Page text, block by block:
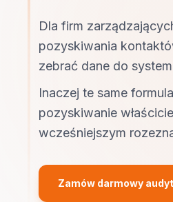
Dla firm
pozyskiwania
zebrać dane do
Inaczej te same
pozyskiwanie
wcześniejszym
Zamów darmowy audyt